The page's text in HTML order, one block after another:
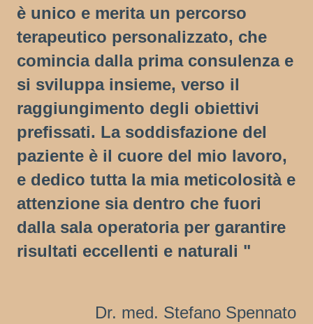
è unico e merita un percorso
terapeutico personalizzato, che
comincia dalla prima consulenza e
si sviluppa insieme, verso il
raggiungimento degli obiettivi
prefissati. La soddisfazione del
paziente è il cuore del mio lavoro,
e dedico tutta la mia meticolosità e
attenzione sia dentro che fuori
dalla sala operatoria per garantire
risultati eccellenti e naturali "
Dr. med. Stefano Spennato